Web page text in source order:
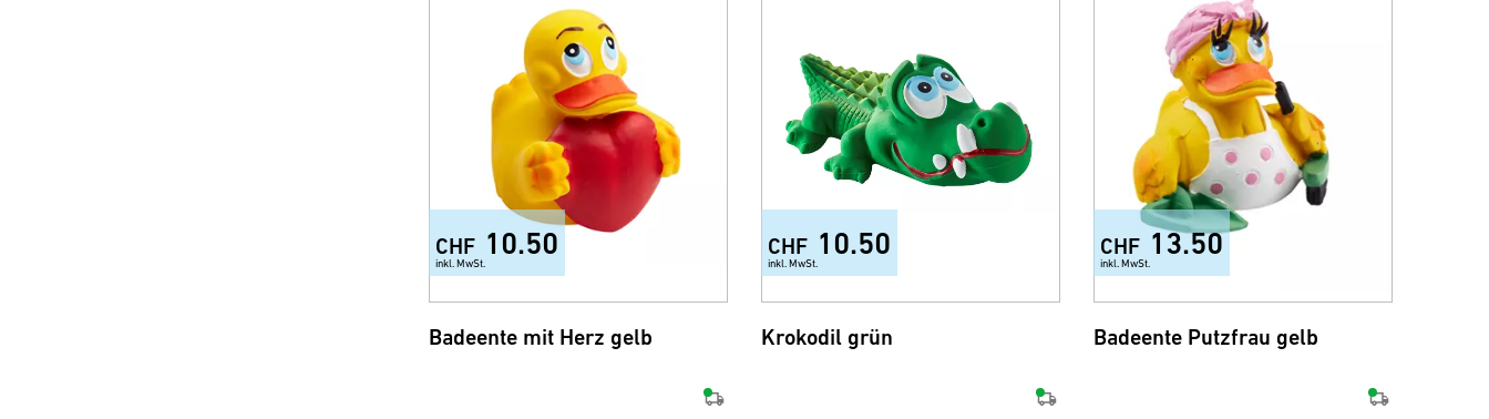
CHF 10.50
inkl. MwSt.
Badeente mit Herz gelb
CHF 10.50
inkl. MwSt.
Krokodil grün
CHF 13.50
inkl. MwSt.
Badeente Putzfrau gelb